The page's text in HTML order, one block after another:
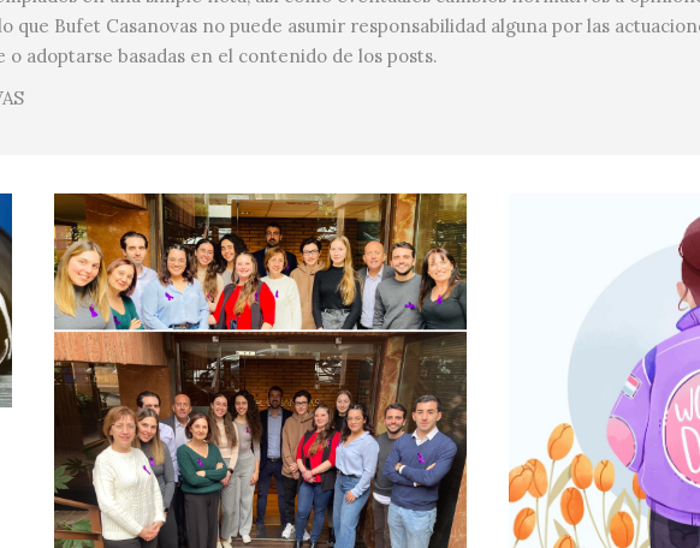
que Bufet Casanovas no puede asumir responsabilidad alguna por las
o adoptarse basadas en el contenido de los posts.